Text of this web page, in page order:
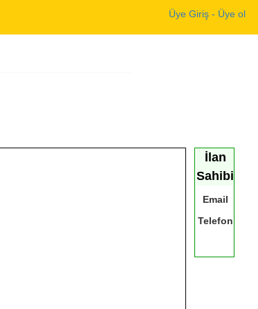
Üye Giriş - Üye ol
İlan
Sahibi
Email
Telefon